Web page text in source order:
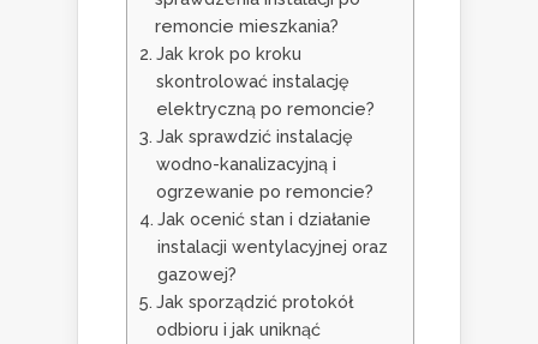
remoncie mieszkania?
Jak krok po kroku
skontrolować instalację
elektryczną po remoncie?
Jak sprawdzić instalację
wodno-kanalizacyjną i
ogrzewanie po remoncie?
Jak ocenić stan i działanie
instalacji wentylacyjnej oraz
gazowej?
Jak sporządzić protokół
odbioru i jak uniknąć